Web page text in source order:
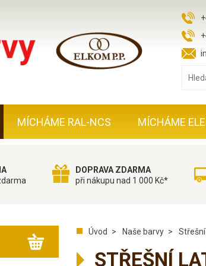
MÍCHÁME RAL-NCS MÍCHÁME
DOPRAVA ZDARMA
při nákupu nad 1 000 Kč*
Úvod Naše barvy
STŘEŠNÍ